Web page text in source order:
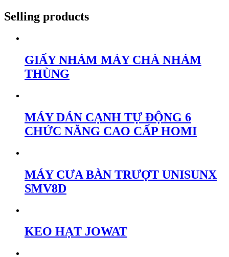
Selling products
GIẤY NHÁM MÁY CHÀ NHÁM
THÙNG
MÁY DÁN CẠNH TỰ ĐỘNG 6
CHỨC NĂNG CAO CẤP HOMI
MÁY CƯA BÀN TRƯỢT UNISUNX
SMV8D
KEO HẠT JOWAT